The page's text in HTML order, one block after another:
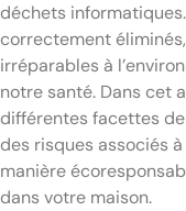
déchets
correctement
irréparables à
notre santé. Dans cet
différentes facettes
des risques associés
manière
dans votre maison.